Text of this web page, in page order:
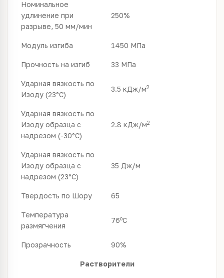
Номинальное
удлинение при
разрыве, 50 мм/мин
250%
Модуль изгиба 1450 МПа
Прочность на изгиб 33 МПа
Ударная вязкость по
Изоду (23°C)
3.5 кДж/м2
Ударная вязкость по
Изоду образца с
надрезом (-30°C)
2.8 кДж/м2
Ударная вязкость по
Изоду образца с
надрезом (23°C)
35 Дж/м
Твердость по Шору 65
Температура
размягчения
76oC
Прозрачность 90%
Растворители